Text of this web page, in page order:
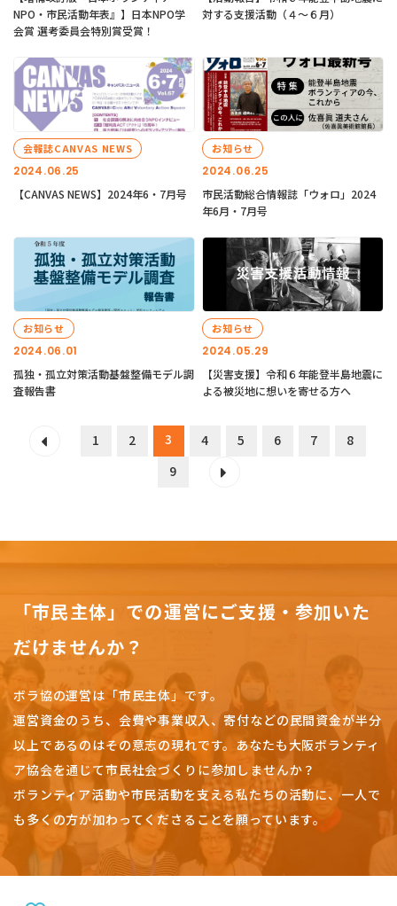
NPO・市民活動年表』】日本NPO学
会賞 選考委員会特別賞受賞！
対する支援活動（４〜６月）
2024.06.25
会報誌CANVAS NEWS
【CANVAS NEWS】2024年6・7月号
2024.06.25
お知らせ
市民活動総合情報誌「ウォロ」2024
年6月・7月号
2024.06.01
お知らせ
孤独・孤立対策活動基盤整備モデル調
査報告書
2024.05.29
お知らせ
【災害支援】令和６年能登半島地震に
よる被災地に想いを寄せる方へ
1 2 3 4 5 6 7
8
9
「市民主体」での運営にご支援・参加いた
だけませんか？
ボラ協の運営は「市民主体」です。
運営資金のうち、会費や事業収入、寄付などの民間資金が半分
以上であるのはその意志の現れです。 あなたも大阪ボランティ
ア協会を通じて市民社会づくりに参加しませんか？
ボランティア活動や市民活動を支える私たちの活動に、一人で
も多くの方が加わってくださることを願っています。